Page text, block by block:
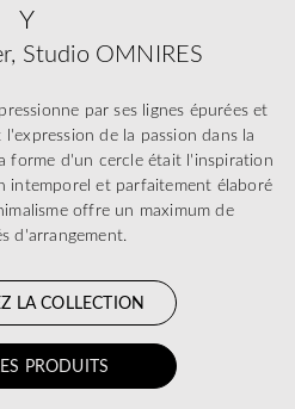
Y
Studio OMNIRES
par ses lignes épurées et
de la passion dans la
forme d'un cercle était l'inspiration
intemporel et parfaitement élaboré
offre un maximum de
d'arrangement.
LA COLLECTION
PRODUITS